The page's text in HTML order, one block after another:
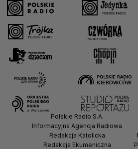
Polskie Radio S.A.
Informacyjna Agencja Radiowa
Redakcja Katolicka
Redakcja Ekumeniczna